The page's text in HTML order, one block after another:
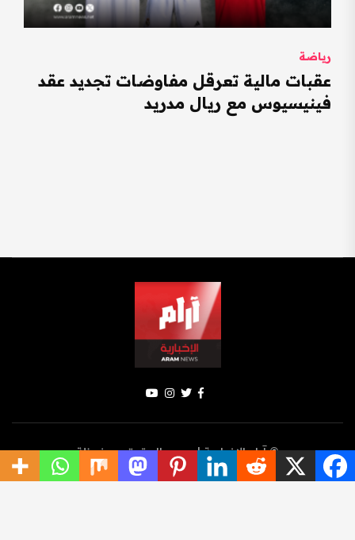
رياضة
عقبات مالية تعرقل مفاوضات تجديد عقد
فينيسيوس مع ريال مدريد
© آرام الإخبارية | جميع الحقوق محفوظة
سياسة الخصوصيةالإخبارترينديكتواصل معنامن نحن؟